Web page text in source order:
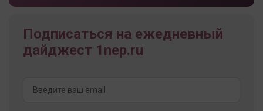
Подписаться на ежедневный
дайджест 1nep.ru